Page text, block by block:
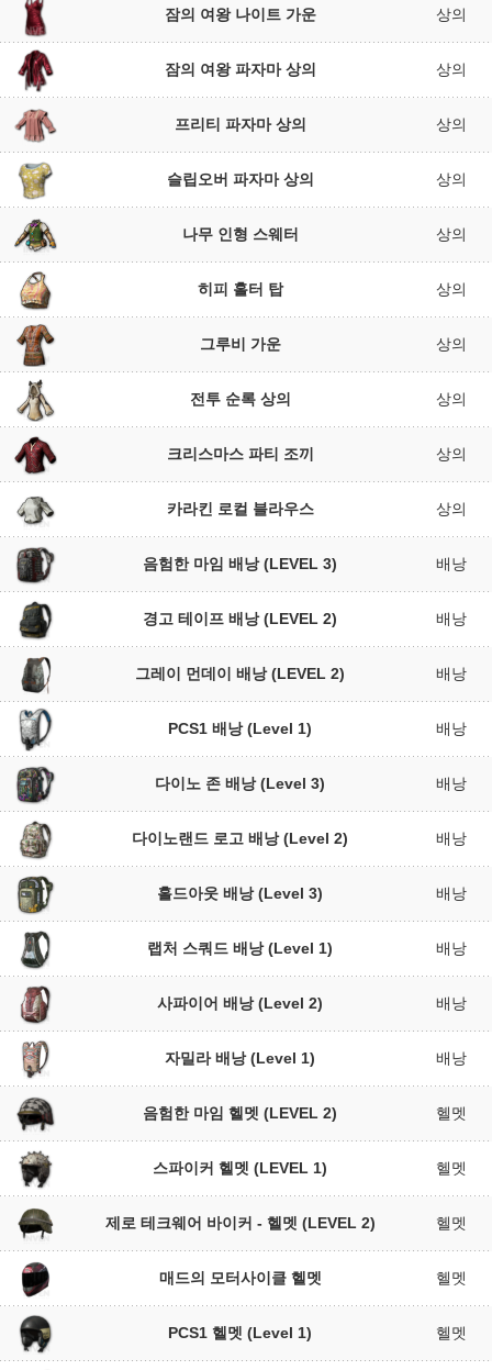
잠의 여왕 나이트 가운 상의
잠의 여왕 파자마 상의 상의
프리티 파자마 상의 상의
슬립오버 파자마 상의 상의
나무 인형 스웨터 상의
히피 홀터 탑 상의
그루비 가운 상의
전투 순록 상의 상의
크리스마스 파티 조끼 상의
카라킨 로컬 블라우스 상의
음험한 마임 배낭 (LEVEL 3) 배낭
경고 테이프 배낭 (LEVEL 2) 배낭
그레이 먼데이 배낭 (LEVEL 2) 배낭
PCS1 배낭 (Level 1) 배낭
다이노 존 배낭 (Level 3) 배낭
다이노랜드 로고 배낭 (Level 2) 배낭
홀드아웃 배낭 (Level 3) 배낭
랩처 스쿼드 배낭 (Level 1) 배낭
사파이어 배낭 (Level 2) 배낭
자밀라 배낭 (Level 1) 배낭
음험한 마임 헬멧 (LEVEL 2) 헬멧
스파이커 헬멧 (LEVEL 1) 헬멧
제로 테크웨어 바이커 - 헬멧 (LEVEL 2) 헬멧
매드의 모터사이클 헬멧 헬멧
PCS1 헬멧 (Level 1) 헬멧